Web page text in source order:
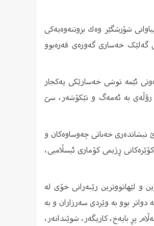
شۆرشگێر وەك بزوتنەوەیەكی
تووشی گەلێک خەساری گەورەی قەرەبوو
رۆژانه‌ن كه‌ تێیاندا ره‌وتی ئێمه‌ توشی خەسارێکی یەکجار
بە ئەمەگ و تێکۆشەر، سێ
خه‌باتی چه‌وساوه‌كان و
ڕژیمی کۆماری ئیسڵامیی،
و لێهاتووترین رێبەرانی خۆی لە
بوو بە وێردی سەرزاران و بە
پڕ بایەخ، کاریگەر، شوێندانەر،